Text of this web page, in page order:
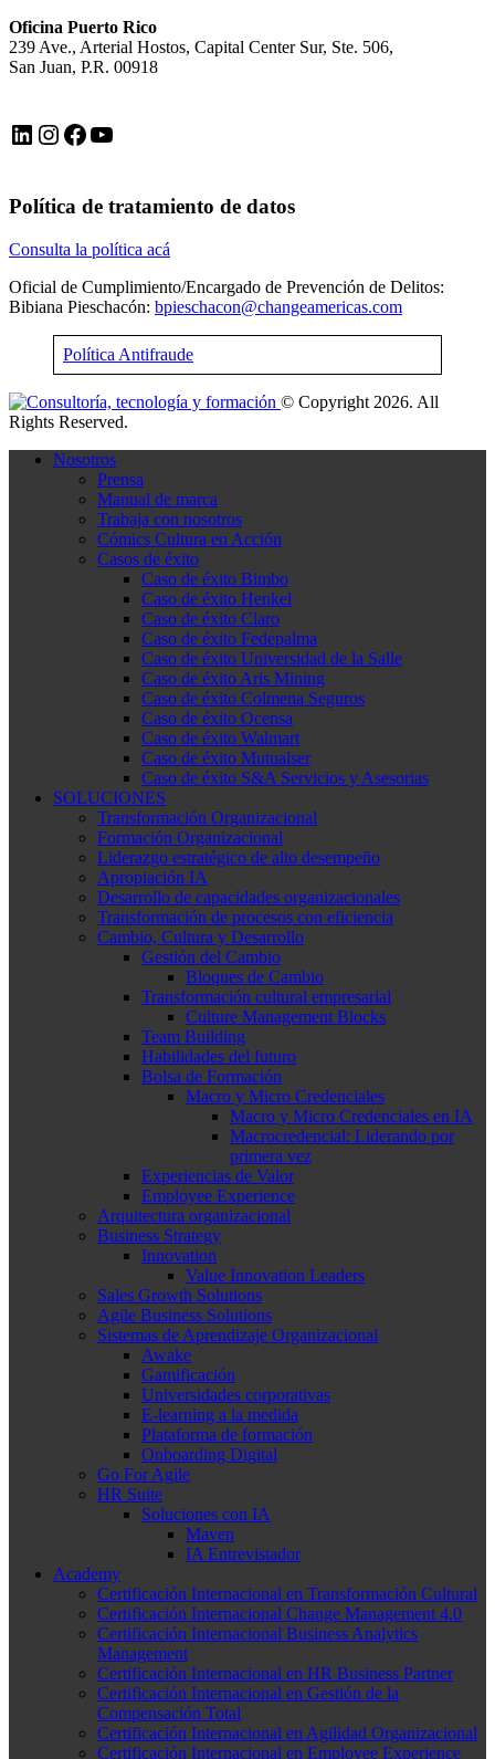
Oficina Puerto Rico
239 Ave., Arterial Hostos, Capital Center Sur, Ste. 506,
San Juan, P.R. 00918
LinkedIn Instagram Facebook YouTube
Política de tratamiento de datos
Consulta la política acá
Oficial de Cumplimiento/Encargado de Prevención de Delitos:
Bibiana Pieschacón: bpieschacon@changeamericas.com
Política Antifraude
© Copyright 2026. All
Rights Reserved.
Nosotros
Prensa
Manual de marca
Trabaja con nosotros
Cómics Cultura en Acción
Casos de éxito
Caso de éxito Bimbo
Caso de éxito Henkel
Caso de éxito Claro
Caso de éxito Fedepalma
Caso de éxito Universidad de la Salle
Caso de éxito Aris Mining
Caso de éxito Colmena Seguros
Caso de éxito Ocensa
Caso de éxito Walmart
Caso de éxito Mutualser
Caso de éxito S&A Servicios y Asesorias
SOLUCIONES
Transformación Organizacional
Formación Organizacional
Liderazgo estratégico de alto desempeño
Apropiación IA
Desarrollo de capacidades organizacionales
Transformación de procesos con eficiencia
Cambio, Cultura y Desarrollo
Gestión del Cambio
Bloques de Cambio
Transformación cultural empresarial
Culture Management Blocks
Team Building
Habilidades del futuro
Bolsa de Formación
Macro y Micro Credenciales
Macro y Micro Credenciales en IA
Macrocredencial: Liderando por
primera vez
Experiencias de Valor
Employee Experience
Arquitectura organizacional
Business Strategy
Innovation
Value Innovation Leaders
Sales Growth Solutions
Agile Business Solutions
Sistemas de Aprendizaje Organizacional
Awake
Gamificación
Universidades corporativas
E-learning a la medida
Plataforma de formación
Onboarding Digital
Go For Agile
HR Suite
Soluciones con IA
Maven
IA Entrevistador
Academy
Certificación Internacional en Transformación Cultural
Certificación Internacional Change Management 4.0
Certificación Internacional Business Analytics
Management
Certificación Internacional en HR Business Partner
Certificación Internacional en Gestión de la
Compensación Total
Certificación Internacional en Agilidad Organizacional
Certificación Internacional en Employee Experience